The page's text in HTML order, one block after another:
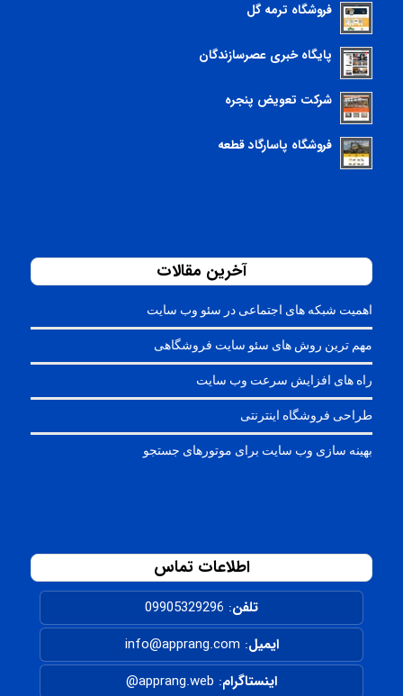
فروشگاه ترمه گل
پایگاه خبری عصرسازندگان
شرکت تعویض پنجره
فروشگاه پاسارگاد قطعه
آخرین مقالات
اهمیت شبکه های اجتماعی در سئو وب سایت
مهم ترین روش های سئو سایت فروشگاهی
راه های افزایش سرعت وب سایت
طراحی فروشگاه اینترنتی
بهینه سازی وب سایت برای موتورهای جستجو
اطلاعات تماس
تلفن:
09905329296
ایمیل: info@apprang.com
اینستاگرام:
apprang.web@